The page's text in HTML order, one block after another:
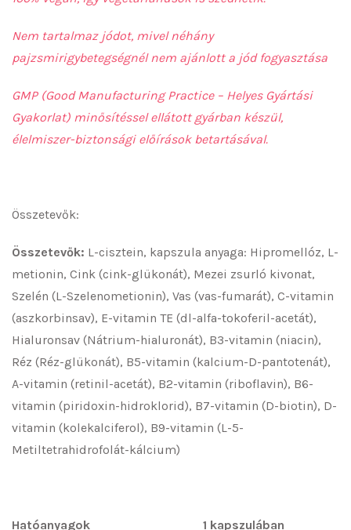
Nem tartalmaz jódot, mivel néhány
pajzsmirigybetegségnél nem ajánlott a jód fogyasztása
GMP (Good Manufacturing Practice – Helyes Gyártási
Gyakorlat) minősítéssel ellátott gyárban készül,
élelmiszer-biztonsági előírások betartásával.
Összetevők:
Összetevők: L-cisztein, kapszula anyaga: Hipromellóz, L-
metionin, Cink (cink-glükonát), Mezei zsurló kivonat,
Szelén (L-Szelenometionin), Vas (vas-fumarát), C-vitamin
(aszkorbinsav), E-vitamin TE (dl-alfa-tokoferil-acetát),
Hialuronsav (Nátrium-hialuronát), B3-vitamin (niacin),
Réz (Réz-glükonát), B5-vitamin (kalcium-D-pantotenát),
A-vitamin (retinil-acetát), B2-vitamin (riboflavin), B6-
vitamin (piridoxin-hidroklorid), B7-vitamin (D-biotin), D-
vitamin (kolekalciferol), B9-vitamin (L-5-
Metiltetrahidrofolát-kálcium)
Hatóanyagok 1 kapszulában